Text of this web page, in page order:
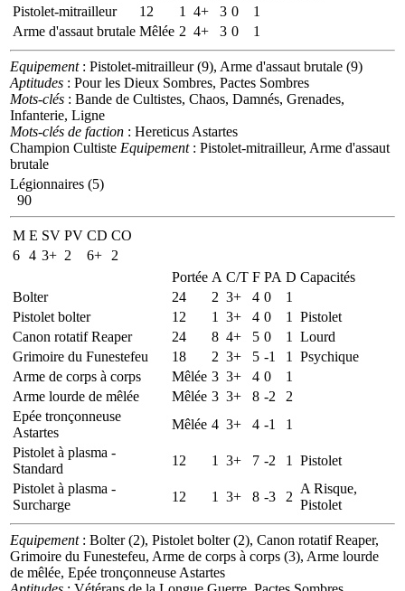
Pistolet-mitrailleur
12 1 4+ 3 0
1
Arme d'assaut brutale Mêlée 2 4+ 3 0 1
Equipement: Pistolet-mitrailleur (9), Arme d'assaut brutale (9)
Aptitudes : Pour les Dieux Sombres, Pactes Sombres
Mots-clés : Bande de Cultistes, Chaos, Damnés, Grenades,
Infanterie, Ligne
Mots-clés de faction : Hereticus Astartes
Champion Cultiste Equipement: Pistolet-mitrailleur, Arme d'assaut
brutale
Légionnaires (5)
90
M E SV PV CD CO
6 4 3+ 2 6+
2
Portée A C/T F PA D Capacités
Bolter
24 2 3+ 4 0
1
Pistolet bolter
12 1 3+ 4 0 1
Pistolet
Canon rotatif Reaper
24 8 4+ 5 0 1
Lourd
Grimoire du Funestefeu
18 2 3+ 5 -1 1
Psychique
Arme de corps à corps
Mêlée 3 3+ 4 0
1
Arme lourde de mêlée
Mêlée 3 3+ 8 -2
2
Epée tronçonneuse
Astartes
Mêlée 4 3+ 4 -1
1
Pistolet à plasma -
Standard
12 1 3+ 7 -2 1
Pistolet
Pistolet à plasma -
Surcharge
12 1 3+ 8 -3 2
A Risque,
Pistolet
Equipement: Bolter (2), Pistolet bolter (2), Canon rotatif Reaper,
Grimoire du Funestefeu, Arme de corps à corps (3), Arme lourde
de mêlée, Epée tronçonneuse Astartes